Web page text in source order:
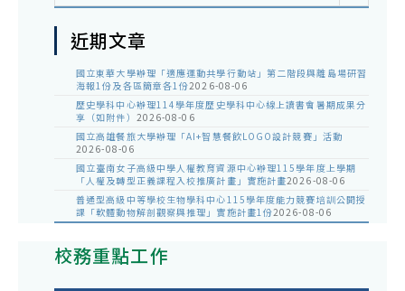
近期文章
國立東華大學辦理「適應運動共學行動站」第二階段與離島場研習
海報1份及各區簡章各1份2026-08-06
歷史學科中心辦理114學年度歷史學科中心線上讀書會暑期成果分
享（如附件） 2026-08-06
國立高雄餐旅大學辦理「AI+智慧餐飲LOGO設計競賽」活動
2026-08-06
國立臺南女子高級中學人權教育資源中心辦理115學年度上學期
「人權及轉型正義課程入校推廣計畫」實施計畫2026-08-06
普通型高級中等學校生物學科中心115學年度能力競賽培訓公開授
課「軟體動物解剖觀察與推理」實施計畫1份2026-08-06
校務重點工作